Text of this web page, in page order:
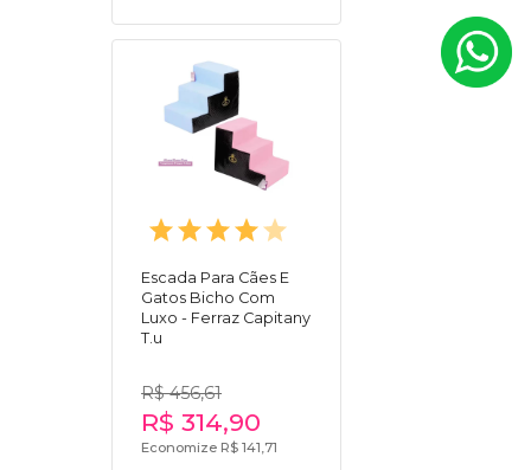
Escada Para Cães E
Gatos Bicho Com
Luxo - Ferraz Capitany
T.u
R$ 456,61
R$ 314,90
Economize R$ 141,71